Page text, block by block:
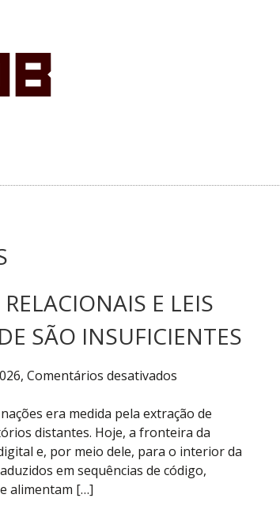
E LEIS
SÃO INSUFICIENTES
Comentários desativados
médicos
são
relacionais
e
era medida pela extração de
distantes. Hoje, a fronteira da
e, por meio dele, para o interior da
em sequências de código,
alimentam […]